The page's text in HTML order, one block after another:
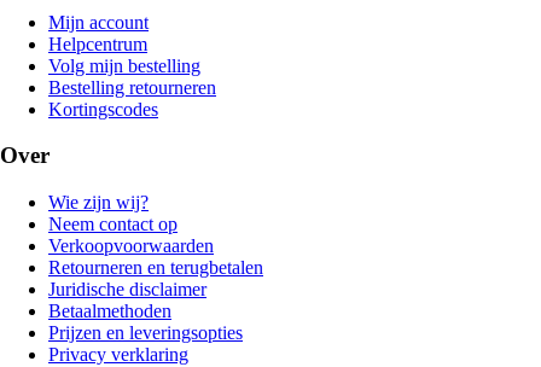
Mijn account
Helpcentrum
Volg mijn bestelling
Bestelling retourneren
Kortingscodes
Over
Wie zijn wij?
Neem contact op
Verkoopvoorwaarden
Retourneren en terugbetalen
Juridische disclaimer
Betaalmethoden
Prijzen en leveringsopties
Privacy verklaring